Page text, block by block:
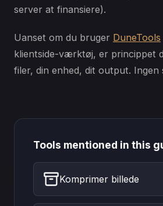
server at finansiere).
Uanset om du bruger DuneTools
klientside-værktøj, er princippet
filer, din enhed, dit output. Ingen
Tools mentioned in this
Komprimer billede